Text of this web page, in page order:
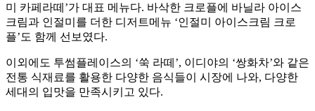
미 카페라떼’가 대표 메뉴다. 바삭한 크로플에 바닐라 아이스
크림과 인절미를 더한 디저트메뉴 ‘인절미 아이스크림 크로
플’도 함께 선보였다.
이외에도 투썸플레이스의 ‘쑥 라떼’, 이디야의 ‘쌍화차’와 같은
전통 식재료를 활용한 다양한 음식들이 시장에 나와, 다양한
세대의 입맛을 만족시키고 있다.